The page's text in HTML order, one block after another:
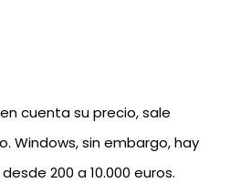
cuenta su precio, sale
Windows, sin embargo, hay
200 a 10.000 euros.